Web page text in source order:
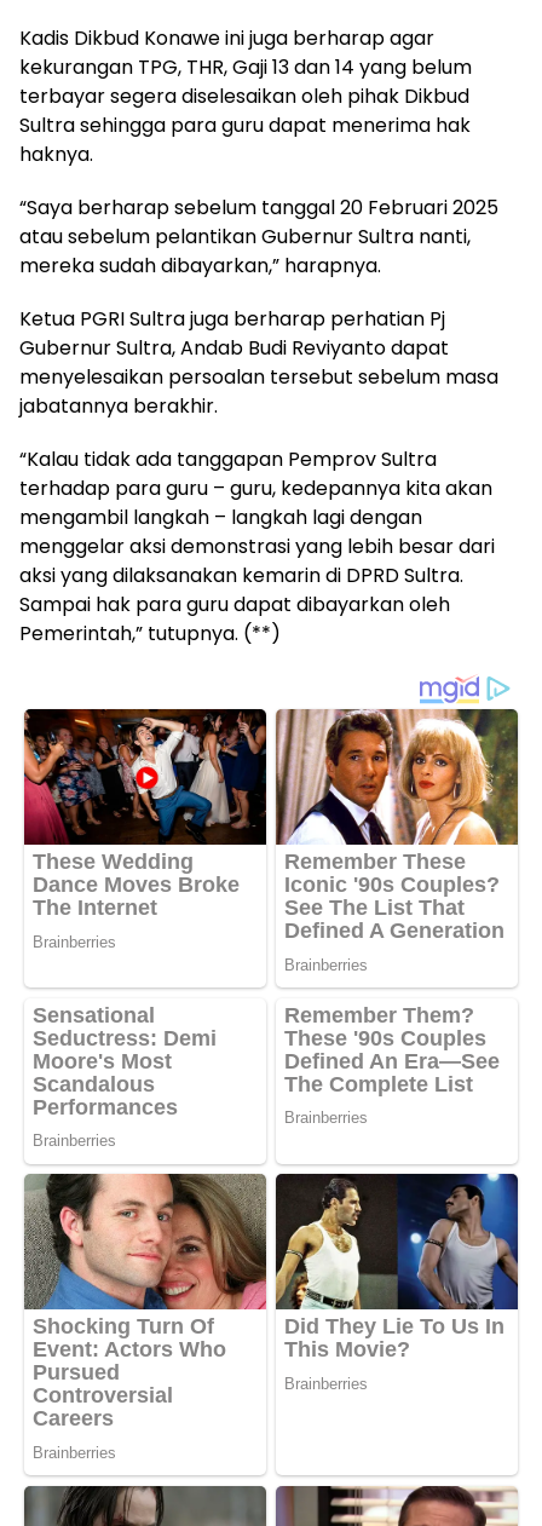
Kadis Dikbud Konawe ini juga berharap agar
kekurangan TPG, THR, Gaji 13 dan 14 yang belum
terbayar segera diselesaikan oleh pihak Dikbud
Sultra sehingga para guru dapat menerima hak
haknya.
“Saya berharap sebelum tanggal 20 Februari 2025
atau sebelum pelantikan Gubernur Sultra nanti,
mereka sudah dibayarkan,” harapnya.
Ketua PGRI Sultra juga berharap perhatian Pj
Gubernur Sultra, Andab Budi Reviyanto dapat
menyelesaikan persoalan tersebut sebelum masa
jabatannya berakhir.
“Kalau tidak ada tanggapan Pemprov Sultra
terhadap para guru – guru, kedepannya kita akan
mengambil langkah – langkah lagi dengan
menggelar aksi demonstrasi yang lebih besar dari
aksi yang dilaksanakan kemarin di DPRD Sultra.
Sampai hak para guru dapat dibayarkan oleh
Pemerintah,” tutupnya. (**)